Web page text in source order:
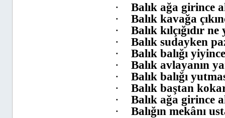
·
Balık ağa girince
·
Balık kavağa
·
Balık kılçığıdır
·
Balık sudayken
·
Balık balığı
·
Balık avlayanın
·
Balık balığı
·
Balık baştan
·
Balık ağa girince
·
Balığın mekânı